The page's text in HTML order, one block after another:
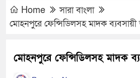
Home
সারা বাংলা
মোহনপুরে ফেন্সিডিলসহ মাদক
মোহনপুরে ফেন্সিডিলসহ মাদক